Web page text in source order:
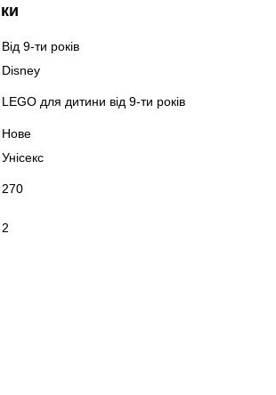
Від 9-ти років
Disney
LEGO для дитини від 9-ти років
Нове
Унісекс
270
2